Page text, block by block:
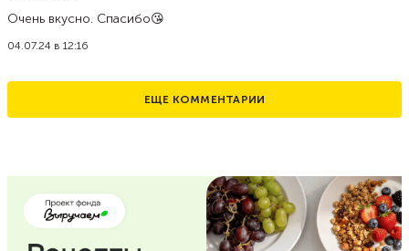
Очень вкусно. Спасибо😘
04.07.24 в 12:16
ЕЩЕ КОММЕНТАРИИ